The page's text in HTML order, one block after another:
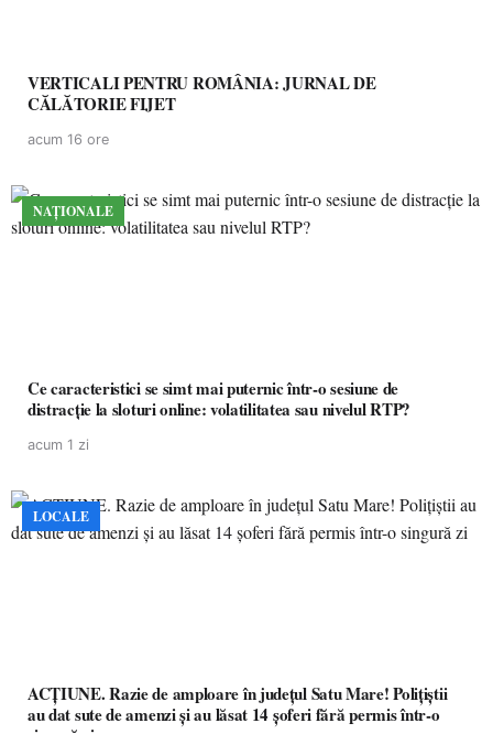
VERTICALI PENTRU ROMÂNIA: JURNAL DE
CĂLĂTORIE FIJET
acum 16 ore
NAȚIONALE
Ce caracteristici se simt mai puternic într-o sesiune de
distracție la sloturi online: volatilitatea sau nivelul RTP?
acum 1 zi
LOCALE
ACȚIUNE. Razie de amploare în județul Satu Mare! Polițiștii
au dat sute de amenzi și au lăsat 14 șoferi fără permis într-o